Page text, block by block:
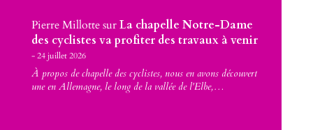
Pierre MillottesurLa chapelle Notre-Dame
des cyclistes va profiter des travaux à venir
24 juillet 2026
À propos de chapelle des cyclistes, nous en avons découvert
une en Allemagne, le long de la vallée de l'Elbe,…